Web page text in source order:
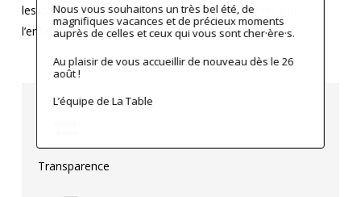
Nous vous souhaitons un très bel été, de
magnifiques vacances et de précieux moments
auprès de celles et ceux qui vous sont cher·ère·s.
Au plaisir de vous accueillir de nouveau dès le 26
août !
L’équipe de La Table
les cultures où chaque repas est une opportunité pour
l’enfant de partager, découvrir et apprendre.
Transparence